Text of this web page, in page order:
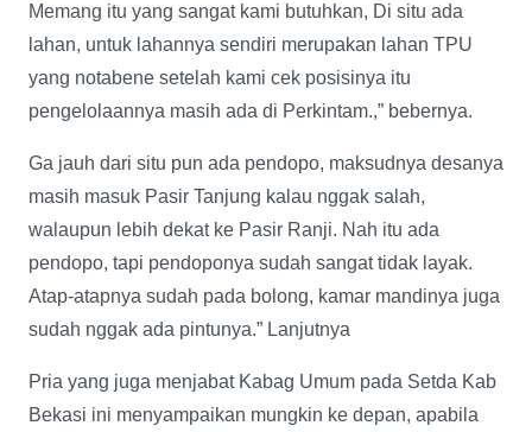
Memang itu yang sangat kami butuhkan, Di situ ada
lahan, untuk lahannya sendiri merupakan lahan TPU
yang notabene setelah kami cek posisinya itu
pengelolaannya masih ada di Perkintam.,” bebernya.
Ga jauh dari situ pun ada pendopo, maksudnya desanya
masih masuk Pasir Tanjung kalau nggak salah,
walaupun lebih dekat ke Pasir Ranji. Nah itu ada
pendopo, tapi pendoponya sudah sangat tidak layak.
Atap-atapnya sudah pada bolong, kamar mandinya juga
sudah nggak ada pintunya.” Lanjutnya
Pria yang juga menjabat Kabag Umum pada Setda Kab
Bekasi ini menyampaikan mungkin ke depan, apabila